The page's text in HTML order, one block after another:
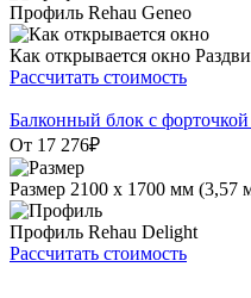
Профиль Rehau Geneo
Как открывается окно
Рассчитать стоимость
Балконный блок с
От 17 276₽
Размер 2100 х 1700 мм (3,57
Профиль Rehau Delight
Рассчитать стоимость